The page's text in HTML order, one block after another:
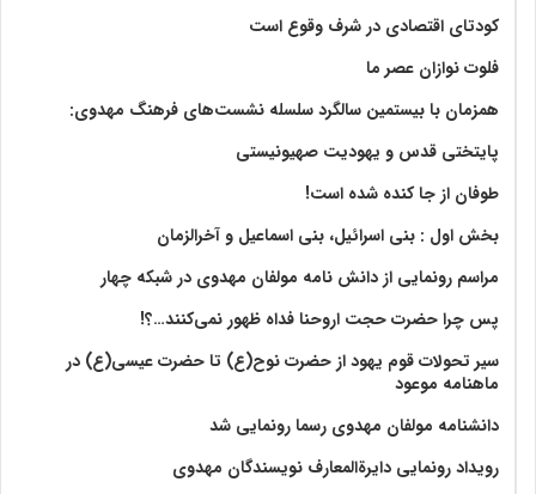
کودتای اقتصادی در شرف وقوع است
فلوت نوازان عصر ما
همزمان با بیستمین سالگرد سلسله نشست‌های فرهنگ مهدوی:‌
پایتختی قدس و یهودیت صهیونیستی
طوفان از جا کنده شده است!
بخش اول : بنی اسرائیل، بنی اسماعیل و آخرالزمان
مراسم رونمایی از دانش نامه مولفان مهدوی در شبکه چهار
پس چرا حضرت حجت اروحنا فداه ظهور نمی‌کنند…؟!
سیر تحولات قوم یهود از حضرت نوح(ع) تا حضرت عیسی(ع) در
ماهنامه موعود
دانشنامه مولفان مهدوی رسما رونمایی شد
رویداد رونمایی دایرةالمعارف نویسندگان مهدوی